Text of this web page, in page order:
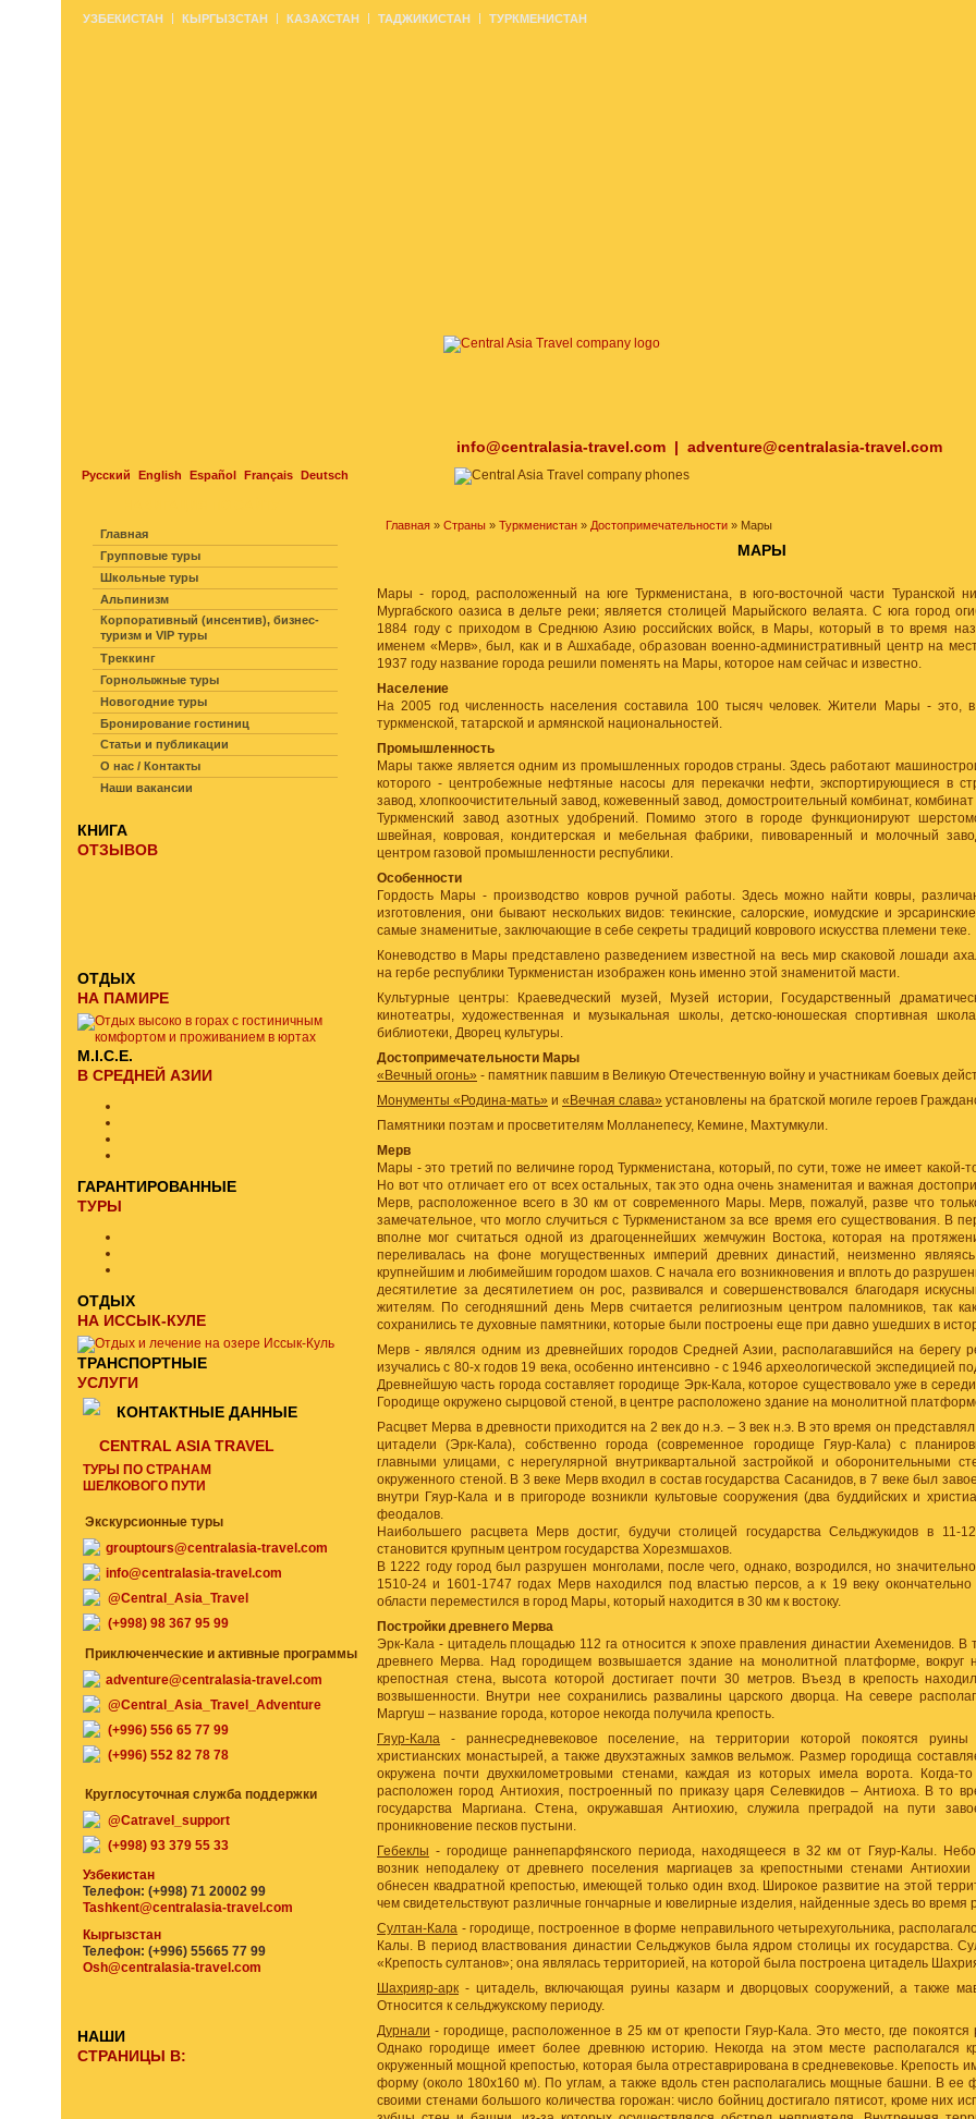
info@centralasia-travel.com | adventure@centralasia-travel.com
Русский English Español Français Deutsch
УЗБЕКИСТАН КЫРГЫЗСТАН КАЗАХСТАН ТАДЖИКИСТАН ТУРКМЕНИСТАН
Главная » Страны » Туркменистан » Достопримечательности » Мары
МАРЫ
Мары - город, расположенный на юге Туркменистана, в юго-восточной части Туранской
Мургабского оазиса в дельте реки; является столицей Марыйского велаята. С юга город
1884 году с приходом в Среднюю Азию российских войск, в Мары, который в то время
именем «Мерв», был, как и в Ашхабаде, образован военно-административный центр на
1937 году название города решили поменять на Мары, которое нам сейчас и известно.
Население
На 2005 год численность населения составила 100 тысяч человек. Жители Мары - это, в
туркменской, татарской и армянской национальностей.
Промышленность
Мары также является одним из промышленных городов страны. Здесь работают
которого - центробежные нефтяные насосы для перекачки нефти, экспортирующиеся в
завод, хлопкоочистительный завод, кожевенный завод, домостроительный комбинат,
Туркменский завод азотных удобрений. Помимо этого в городе функционируют
швейная, ковровая, кондитерская и мебельная фабрики, пивоваренный и молочный
центром газовой промышленности республики.
Особенности
Гордость Мары - производство ковров ручной работы. Здесь можно найти ковры,
изготовления, они бывают нескольких видов: текинские, салорские, иомудские и
самые знаменитые, заключающие в себе секреты традиций коврового искусства племени теке.
Коневодство в Мары представлено разведением известной на весь мир скаковой лошади
на гербе республики Туркменистан изображен конь именно этой знаменитой масти.
Культурные центры: Краеведческий музей, Музей истории, Государственный
кинотеатры, художественная и музыкальная школы, детско-юношеская спортивная
библиотеки, Дворец культуры.
Достопримечательности Мары
«Вечный огонь» - памятник павшим в Великую Отечественную войну и участникам боевых
Монументы «Родина-мать» и «Вечная слава» установлены на братской могиле героев
Памятники поэтам и просветителям Молланепесу, Кемине, Махтумкули.
Мерв
Мары - это третий по величине город Туркменистана, который, по сути, тоже не имеет какой-
Но вот что отличает его от всех остальных, так это одна очень знаменитая и важная
Мерв, расположенное всего в 30 км от современного Мары. Мерв, пожалуй, разве что
замечательное, что могло случиться с Туркменистаном за все время его существования. В
вполне мог считаться одной из драгоценнейших жемчужин Востока, которая на
переливалась на фоне могущественных империй древних династий, неизменно
крупнейшим и любимейшим городом шахов. С начала его возникновения и вплоть до
десятилетие за десятилетием он рос, развивался и совершенствовался благодаря
жителям. По сегодняшний день Мерв считается религиозным центром паломников, так
сохранились те духовные памятники, которые были построены еще при давно ушедших в
Мерв - являлся одним из древнейших городов Средней Азии, располагавшийся на берегу
изучались с 80-х годов 19 века, особенно интенсивно - с 1946 археологической экспедицией
Древнейшую часть города составляет городище Эрк-Кала, которое существовало уже в
Городище окружено сырцовой стеной, в центре расположено здание на монолитной
Расцвет Мерва в древности приходится на 2 век до н.э. – 3 век н.э. В это время он
цитадели (Эрк-Кала), собственно города (современное городище Гяур-Кала) с
главными улицами, с нерегулярной внутриквартальной застройкой и оборонительными
окруженного стеной. В 3 веке Мерв входил в состав государства Сасанидов, в 7 веке был
внутри Гяур-Кала и в пригороде возникли культовые сооружения (два буддийских и
феодалов.
Наибольшего расцвета Мерв достиг, будучи столицей государства Сельджукидов в 11-
становится крупным центром государства Хорезмшахов.
В 1222 году город был разрушен монголами, после чего, однако, возродился, но
1510-24 и 1601-1747 годах Мерв находился под властью персов, а к 19 веку
области переместился в город Мары, который находится в 30 км к востоку.
Постройки древнего Мерва
Эрк-Кала - цитадель площадью 112 га относится к эпохе правления династии Ахеменидов. В
древнего Мерва. Над городищем возвышается здание на монолитной платформе, вокруг
крепостная стена, высота которой достигает почти 30 метров. Въезд в крепость
возвышенности. Внутри нее сохранились развалины царского дворца. На севере
Маргуш – название города, которое некогда получила крепость.
Гяур-Кала - раннесредневековое поселение, на территории которой покоятся руины
христианских монастырей, а также двухэтажных замков вельмож. Размер городища
окружена почти двухкилометровыми стенами, каждая из которых имела ворота. Когда-
расположен город Антиохия, построенный по приказу царя Селевкидов – Антиоха. В то
государства Маргиана. Стена, окружавшая Антиохию, служила преградой на пути
проникновение песков пустыни.
Гебеклы - городище раннепарфянского периода, находящееся в 32 км от Гяур-Калы.
возник неподалеку от древнего поселения маргиацев за крепостными стенами
обнесен квадратной крепостью, имеющей только один вход. Широкое развитие на этой
чем свидетельствуют различные гончарные и ювелирные изделия, найденные здесь во время
Султан-Кала - городище, построенное в форме неправильного четырехугольника,
Калы. В период властвования династии Сельджуков была ядром столицы их государства.
«Крепость султанов»; она являлась территорией, на которой была построена цитадель
Шахрияр-арк - цитадель, включающая руины казарм и дворцовых сооружений, а также
Относится к сельджукскому периоду.
Дурнали - городище, расположенное в 25 км от крепости Гяур-Кала. Это место, где покоятся
Однако городище имеет более древнюю историю. Некогда на этом месте располагался
окруженный мощной крепостью, которая была отреставрирована в средневековье. Крепость
форму (около 180х160 м). По углам, а также вдоль стен располагались мощные башни. В ее
своими стенами большого количества горожан: число бойниц достигало пятисот, кроме них
Главная
Групповые туры
Школьные туры
Альпинизм
Корпоративный (инсентив), бизнес-
туризм и VIP туры
Треккинг
Горнолыжные туры
Новогодние туры
Бронирование гостиниц
Статьи и публикации
О нас / Контакты
Наши вакансии
КНИГА
ОТЗЫВОВ
ОТДЫХ
НА ПАМИРЕ
M.I.C.E.
В СРЕДНЕЙ АЗИИ
ГАРАНТИРОВАННЫЕ
ТУРЫ
ОТДЫХ
НА ИССЫК-КУЛЕ
ТРАНСПОРТНЫЕ
УСЛУГИ
КОНТАКТНЫЕ ДАННЫЕ
CENTRAL ASIA TRAVEL
ТУРЫ ПО СТРАНАМ
ШЕЛКОВОГО ПУТИ
Экскурсионные туры
grouptours@centralasia-travel.com
info@centralasia-travel.com
@Central_Asia_Travel
(+998) 98 367 95 99
Приключенческие и активные программы
adventure@centralasia-travel.com
@Central_Asia_Travel_Adventure
(+996) 556 65 77 99
(+996) 552 82 78 78
Круглосуточная служба поддержки
@Catravel_support
(+998) 93 379 55 33
Узбекистан
Телефон: (+998) 71 20002 99
Tashkent@centralasia-travel.com
Кыргызстан
Телефон: (+996) 55665 77 99
Osh@centralasia-travel.com
НАШИ
СТРАНИЦЫ В: